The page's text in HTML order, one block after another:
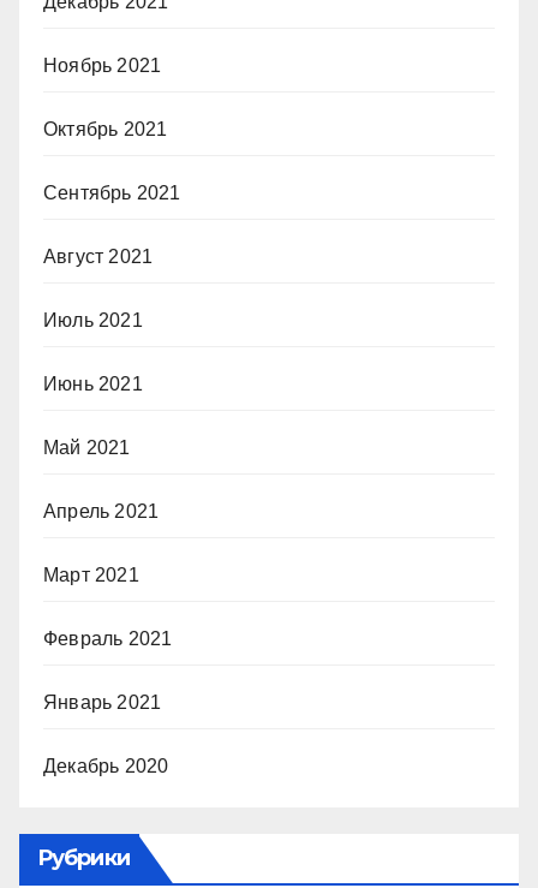
Ноябрь 2021
Октябрь 2021
Сентябрь 2021
Август 2021
Июль 2021
Июнь 2021
Май 2021
Апрель 2021
Март 2021
Февраль 2021
Январь 2021
Декабрь 2020
Рубрики